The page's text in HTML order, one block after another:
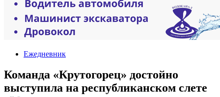
Ежедневник
Команда «Крутогорец» достойно
выступила на республиканском слете